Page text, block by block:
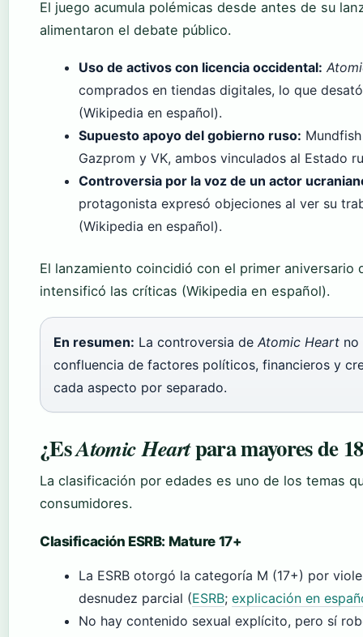
El juego acumula polémicas desde antes de su
alimentaron el debate público.
Uso de activos con licencia occidental:
comprados en tiendas digitales, lo que
(Wikipedia en español).
Supuesto apoyo del gobierno ruso:
Gazprom y VK, ambos vinculados al Estado
Controversia por la voz de un actor
protagonista expresó objeciones al ver su
(Wikipedia en español).
El lanzamiento coincidió con el primer aniversario
intensificó las críticas (Wikipedia en español).
En resumen: La controversia de Atomic Heart no
confluencia de factores políticos, financieros y
cada aspecto por separado.
¿EsAtomic Heartpara mayores de
La clasificación por edades es uno de los temas
consumidores.
Clasificación ESRB: Mature 17+
La ESRB otorgó la categoría M (17+) por
desnudez parcial (ESRB; explicación en
No hay contenido sexual explícito, pero sí